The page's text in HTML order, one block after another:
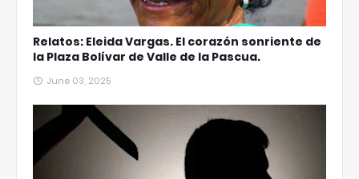
Relatos: Eleida Vargas. El corazón sonriente de
la Plaza Bolívar de Valle de la Pascua.
June 03, 2025